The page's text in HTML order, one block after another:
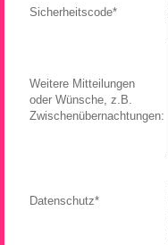
Sicherheitscode*
Weitere Mitteilungen
oder Wünsche, z.B.
Zwischenübernachtungen:
Datenschutz*